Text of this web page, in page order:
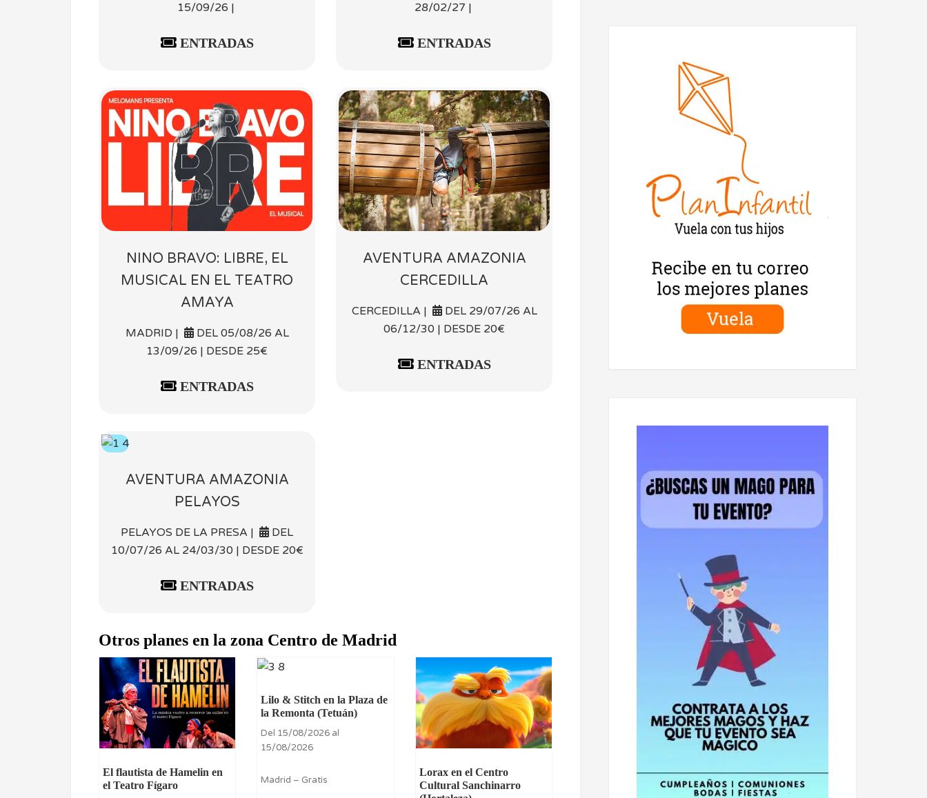
15/09/26 |
ENTRADAS
28/02/27 |
ENTRADAS
NINO BRAVO: LIBRE, EL
MUSICAL EN EL TEATRO
AMAYA
MADRID |
DEL 05/08/26 AL
13/09/26 | DESDE 25€
ENTRADAS
AVENTURA AMAZONIA
CERCEDILLA
CERCEDILLA |
DEL 29/07/26 AL
06/12/30 | DESDE 20€
ENTRADAS
AVENTURA AMAZONIA
PELAYOS
PELAYOS DE LA PRESA |
DEL
10/07/26 AL 24/03/30 | DESDE 20€
ENTRADAS
Otros planes en la zona Centro de Madrid
El flautista de Hamelin en
el Teatro Fígaro
Lilo & Stitch en la Plaza de
la Remonta (Tetuán)
Del 15/08/2026 al
15/08/2026
Madrid – Gratis
Lorax en el Centro
Cultural Sanchinarro